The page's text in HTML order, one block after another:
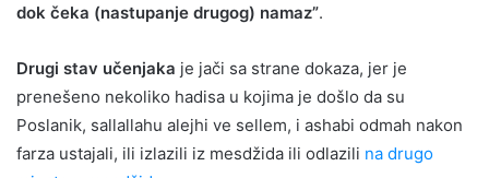
dok čeka (nastupanje drugog) namaz”.
Drugi stav učenjaka je jači sa strane dokaza, jer je
prenešeno nekoliko hadisa u kojima je došlo da su
Poslanik, sallallahu alejhi ve sellem, i ashabi odmah nakon
farza ustajali, ili izlazili iz mesdžida ili odlazili na drugo